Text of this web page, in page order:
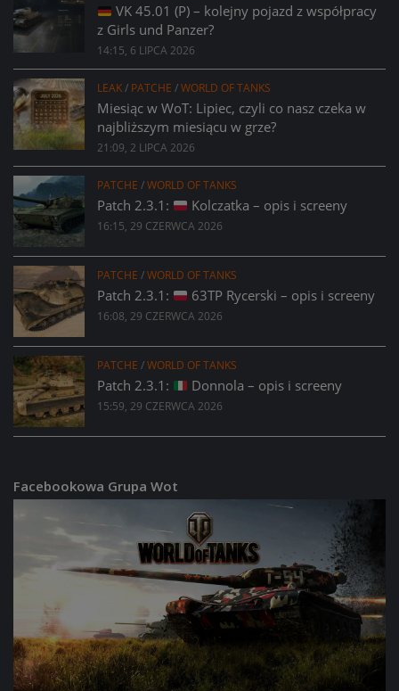
VK 45.01 (P) – kolejny pojazd z współpracy
z Girls und Panzer?
14:15, 6 LIPCA 2026
LEAK/ PATCHE /WORLD OF TANKS
Miesiąc w WoT: Lipiec, czyli co nasz czeka w
najbliższym miesiącu w grze?
21:09, 2 LIPCA 2026
PATCHE /WORLD OF TANKS
Patch 2.3.1: Kolczatka – opis i screeny
16:15, 29 CZERWCA 2026
PATCHE /WORLD OF TANKS
Patch 2.3.1: 63TP Rycerski – opis i screeny
16:08, 29 CZERWCA 2026
PATCHE /WORLD OF TANKS
Patch 2.3.1: Donnola – opis i screeny
15:59, 29 CZERWCA 2026
Facebookowa Grupa Wot